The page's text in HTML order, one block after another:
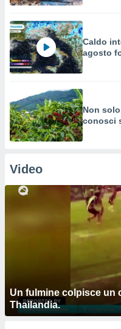
Caldo
agosto
Non
conosci
Video
Un fulmine colpisce un
Thailandia.